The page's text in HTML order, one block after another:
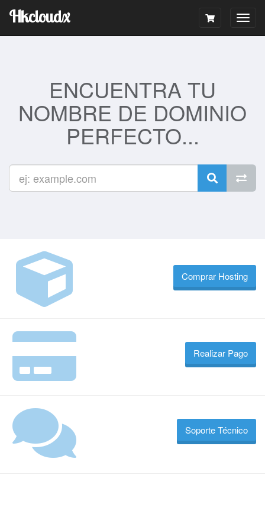
Hkcloudx
ENCUENTRA TU
NOMBRE DE DOMINIO
PERFECTO...
Comprar Hosting
Realizar Pago
Soporte Técnico